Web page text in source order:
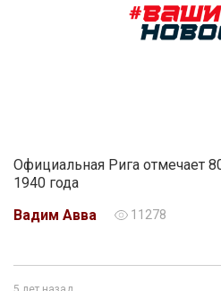
Официальная Рига отмечает
1940 года
Вадим Авва
11278